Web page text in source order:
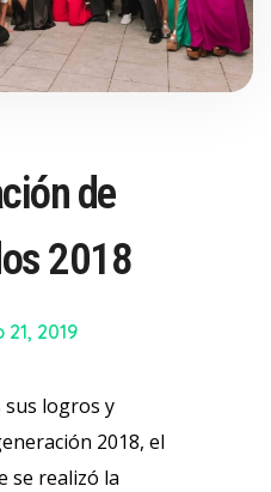
de
2018
2019
logros y
2018, el
se realizó la